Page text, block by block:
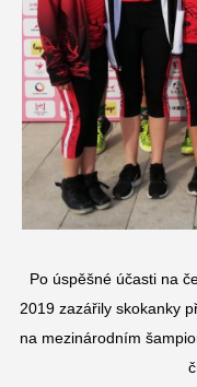
Po úspěšné účasti na
2019 zazářily skokanky
na mezinárodním